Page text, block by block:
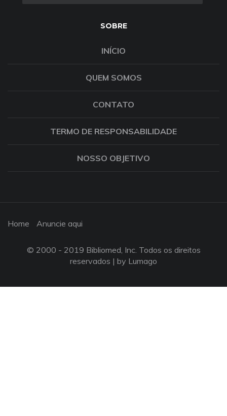
SOBRE
INÍCIO
QUEM SOMOS
CONTATO
TERMO DE RESPONSABILIDADE
NOSSO OBJETIVO
Home Anuncie aqui
© 2000 - 2019 Bibliomed, Inc. Todos os direitos
reservados | by Lumago